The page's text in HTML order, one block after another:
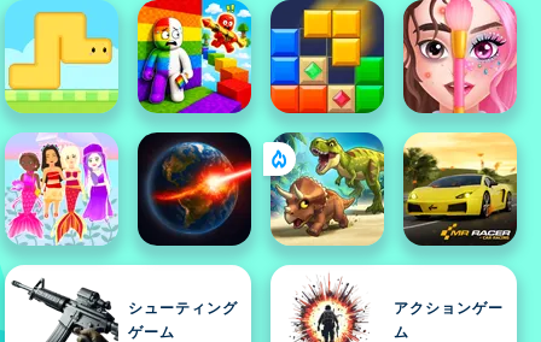
シューティング
ゲーム
アクションゲー
ム